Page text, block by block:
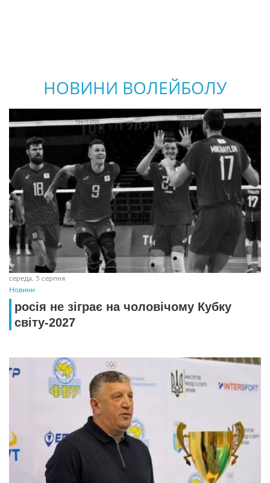
НОВИНИ ВОЛЕЙБОЛУ
середа, 5 серпня
Новини
росія не зіграє на чоловічому Кубку
світу-2027